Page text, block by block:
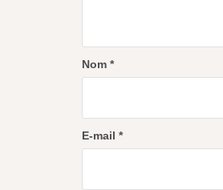
Nom *
E-mail *